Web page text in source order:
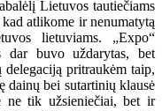
Lietuvos tautiečiams
atlikome ir nenumatytą
lietuviams. „Expo“
dar buvo uždarytas, bet
pritraukėm taip,
dainų bei sutartinių klausė
ne tik užsieniečiai, bet ir